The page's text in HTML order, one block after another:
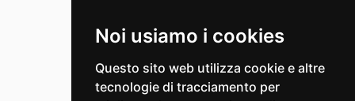
Noi usiamo i cookies
Questo sito web utilizza cookie e altre
tecnologie di tracciamento per